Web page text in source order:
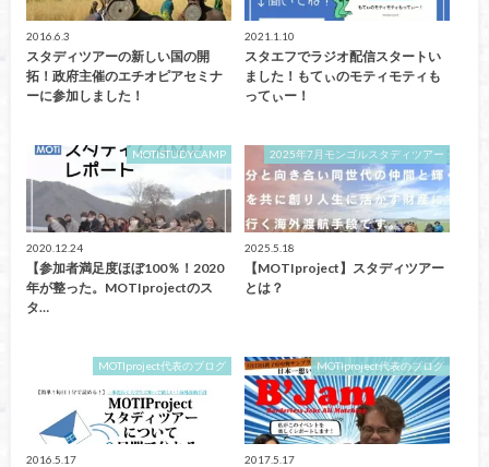
2016.6.3
スタディツアーの新しい国の開
拓！政府主催のエチオピアセミナ
ーに参加しました！
2021.1.10
スタエフでラジオ配信スタートい
ました！もてぃのモティモティも
ってぃー！
MOTISTUDYCAMP
2020.12.24
【参加者満足度ほぼ100％！2020
年が整った。MOTIprojectのス
タ…
2025年7月モンゴルスタディツアー
2025.5.18
【MOTIproject】スタディツアー
とは？
MOTIproject代表のブログ
2016.5.17
MOTIproject代表のブログ
2017.5.17